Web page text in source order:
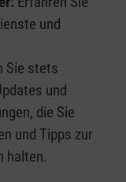
und
Sie stets
und
die Sie
und Tipps zur
halten.